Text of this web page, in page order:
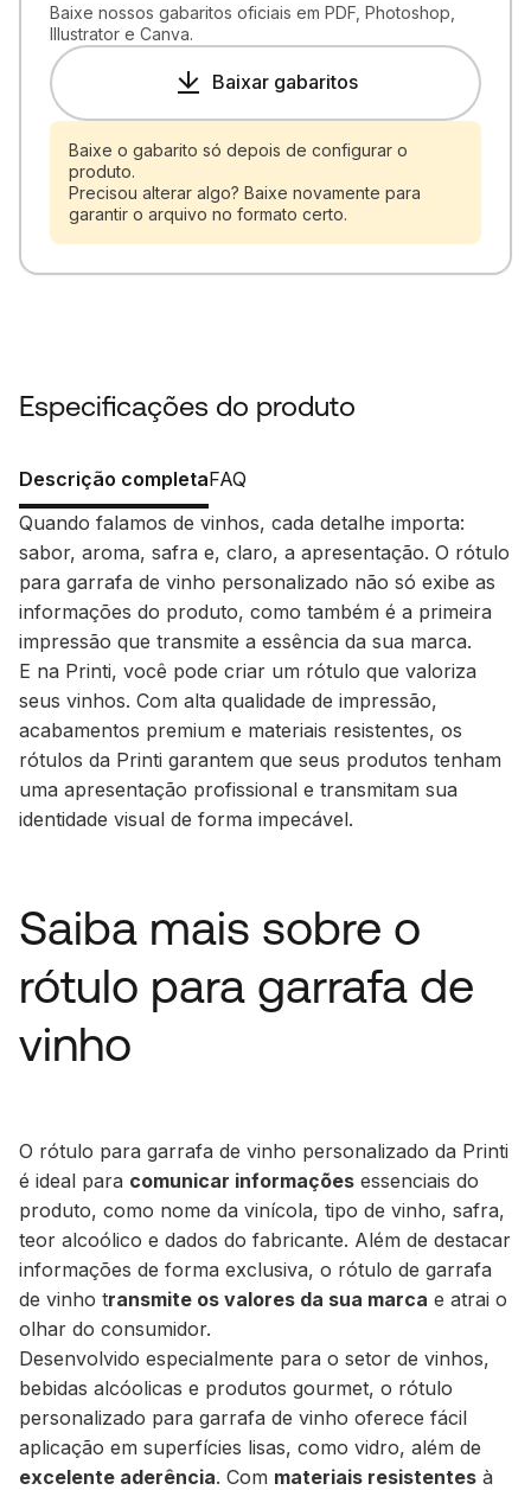
Baixe nossos gabaritos oficiais em PDF, Photoshop,
Illustrator e Canva.
Baixar gabaritos
Baixe o gabarito só depois de configurar o
produto.
Precisou alterar algo? Baixe novamente para
garantir o arquivo no formato certo.
Especificações do produto
Descrição completaFAQ
Quando falamos de vinhos, cada detalhe importa:
sabor, aroma, safra e, claro, a apresentação. O rótulo
para garrafa de vinho personalizado não só exibe as
informações do produto, como também é a primeira
impressão que transmite a essência da sua marca.
E na Printi, você pode criar um rótulo que valoriza
seus vinhos. Com alta qualidade de impressão,
acabamentos premium e materiais resistentes, os
rótulos da Printi garantem que seus produtos tenham
uma apresentação profissional e transmitam sua
identidade visual de forma impecável.
Saiba mais sobre o
rótulo para garrafa de
vinho
O rótulo para garrafa de vinho personalizado da Printi
é ideal para comunicar informações essenciais do
produto, como nome da vinícola, tipo de vinho, safra,
teor alcoólico e dados do fabricante. Além de destacar
informações de forma exclusiva, o rótulo de garrafa
de vinho transmite os valores da sua marca e atrai o
olhar do consumidor.
Desenvolvido especialmente para o setor de vinhos,
bebidas alcóolicas e produtos gourmet, o rótulo
personalizado para garrafa de vinho oferece fácil
aplicação em superfícies lisas, como vidro, além de
excelente aderência. Com materiais resistentes à